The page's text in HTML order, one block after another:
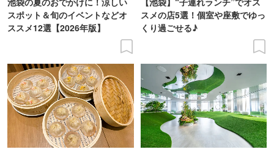
スポット＆旬のイベントなどオ
ススメ12選【2026年版】
スメの店5選！個室や座敷でゆっ
くり過ごせる♪